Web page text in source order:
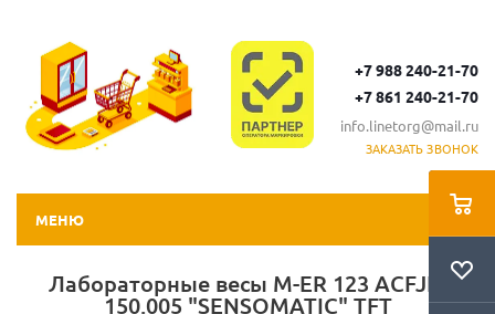
+7 988 240-21-70
+7 861 240-21-70
info.linetorg@mail.ru
ЗАКАЗАТЬ ЗВОНОК
МЕНЮ
Лабораторные весы M-ER 123 АCFJR-
150.005 "SENSOMATIC" TFT